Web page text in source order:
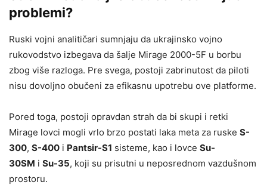
problemi?
Ruski vojni analitičari sumnjaju da ukrajinsko vojno
rukovodstvo izbegava da šalje Mirage 2000-5F u borbu
zbog više razloga. Pre svega, postoji zabrinutost da piloti
nisu dovoljno obučeni za efikasnu upotrebu ove platforme.
Pored toga, postoji opravdan strah da bi skupi i retki
Mirage lovci mogli vrlo brzo postati laka meta za ruske S-
300, S-400 i Pantsir-S1 sisteme, kao i lovce Su-
30SM i Su-35, koji su prisutni u neposrednom vazdušnom
prostoru.